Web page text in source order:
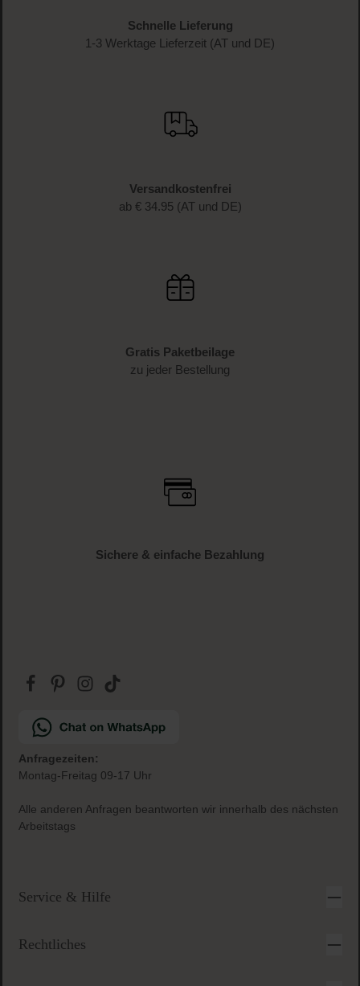
Schnelle Lieferung
1-3 Werktage Lieferzeit (AT und DE)
Versandkostenfrei
ab € 34.95 (AT und DE)
Gratis Paketbeilage
zu jeder Bestellung
Sichere & einfache Bezahlung
Anfragezeiten:
Montag-Freitag 09-17 Uhr
Alle anderen Anfragen beantworten wir innerhalb des nächsten
Arbeitstags
Service & Hilfe
Rechtliches